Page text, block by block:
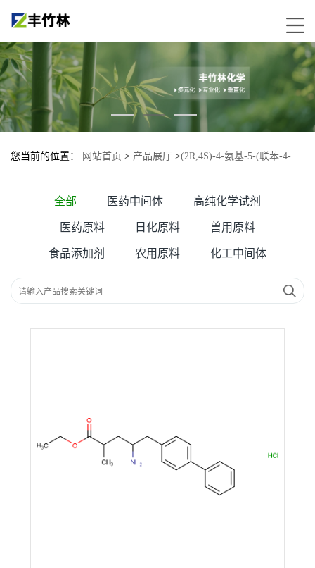
您当前的位置： 网站首页 > 产品展厅 >(2R,4S)-4-氨基-5-(联苯-4-
全部 医药中间体 高纯化学试剂
医药原料 日化原料 兽用原料
食品添加剂 农用原料 化工中间体